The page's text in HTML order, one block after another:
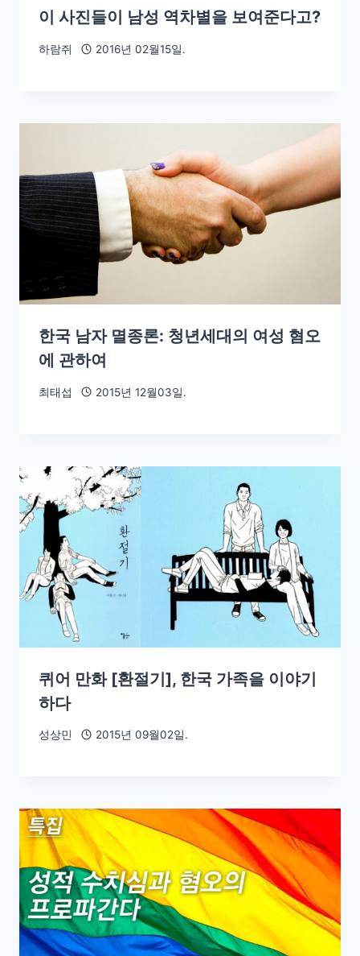
이 사진들이 남성 역차별을 보여준다고?
하람쥐 2016년 02월15일.
한국 남자 멸종론: 청년세대의 여성 혐오
에 관하여
최태섭 2015년 12월03일.
퀴어 만화 [환절기], 한국 가족을 이야기
하다
성상민 2015년 09월02일.